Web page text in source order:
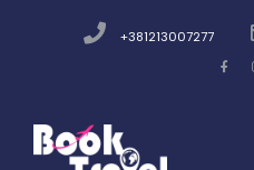
+381213007277